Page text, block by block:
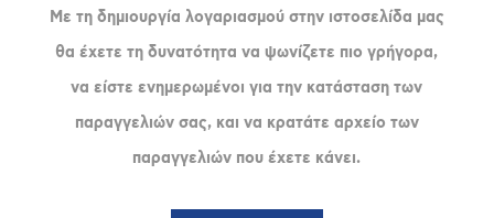
Με τη δημιουργία λογαριασμού στην ιστοσελίδα μας
θα έχετε τη δυνατότητα να ψωνίζετε πιο γρήγορα,
να είστε ενημερωμένοι για την κατάσταση των
παραγγελιών σας, και να κρατάτε αρχείο των
παραγγελιών που έχετε κάνει.